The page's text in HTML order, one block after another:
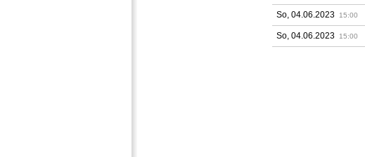
So, 04.06.2023 15:00
So, 04.06.2023 15:00